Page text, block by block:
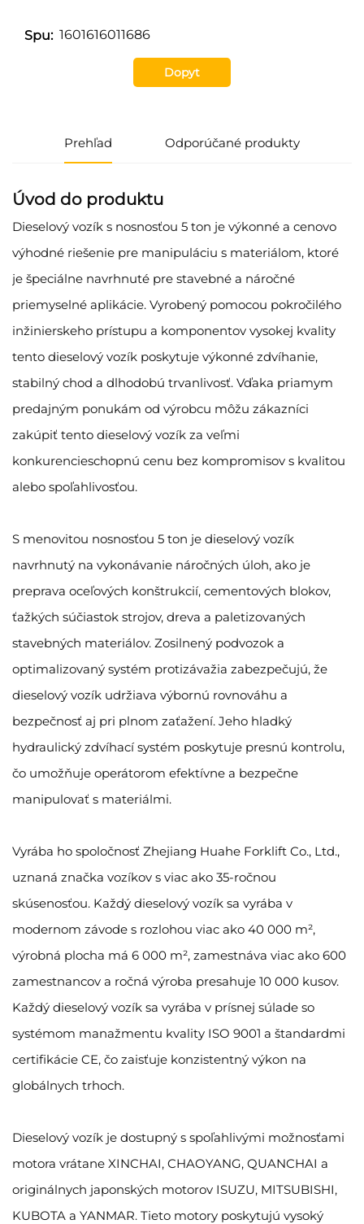
Spu: 1601616011686
Dopyt
Prehľad Odporúčané produkty
Úvod do produktu
Dieselový vozík s nosnosťou 5 ton je výkonné a cenovo
výhodné riešenie pre manipuláciu s materiálom, ktoré
je špeciálne navrhnuté pre stavebné a náročné
priemyselné aplikácie. Vyrobený pomocou pokročilého
inžinierskeho prístupu a komponentov vysokej kvality
tento dieselový vozík poskytuje výkonné zdvíhanie,
stabilný chod a dlhodobú trvanlivosť. Vďaka priamym
predajným ponukám od výrobcu môžu zákazníci
zakúpiť tento dieselový vozík za veľmi
konkurencieschopnú cenu bez kompromisov s kvalitou
alebo spoľahlivosťou.
S menovitou nosnosťou 5 ton je dieselový vozík
navrhnutý na vykonávanie náročných úloh, ako je
preprava oceľových konštrukcií, cementových blokov,
ťažkých súčiastok strojov, dreva a paletizovaných
stavebných materiálov. Zosilnený podvozok a
optimalizovaný systém protizávažia zabezpečujú, že
dieselový vozík udržiava výbornú rovnováhu a
bezpečnosť aj pri plnom zaťažení. Jeho hladký
hydraulický zdvíhací systém poskytuje presnú kontrolu,
čo umožňuje operátorom efektívne a bezpečne
manipulovať s materiálmi.
Vyrába ho spoločnosť Zhejiang Huahe Forklift Co., Ltd.,
uznaná značka vozíkov s viac ako 35-ročnou
skúsenosťou. Každý dieselový vozík sa vyrába v
modernom závode s rozlohou viac ako 40 000 m²,
výrobná plocha má 6 000 m², zamestnáva viac ako 600
zamestnancov a ročná výroba presahuje 10 000 kusov.
Každý dieselový vozík sa vyrába v prísnej súlade so
systémom manažmentu kvality ISO 9001 a štandardmi
certifikácie CE, čo zaisťuje konzistentný výkon na
globálnych trhoch.
Dieselový vozík je dostupný s spoľahlivými možnosťami
motora vrátane XINCHAI, CHAOYANG, QUANCHAI a
originálnych japonských motorov ISUZU, MITSUBISHI,
KUBOTA a YANMAR. Tieto motory poskytujú vysoký